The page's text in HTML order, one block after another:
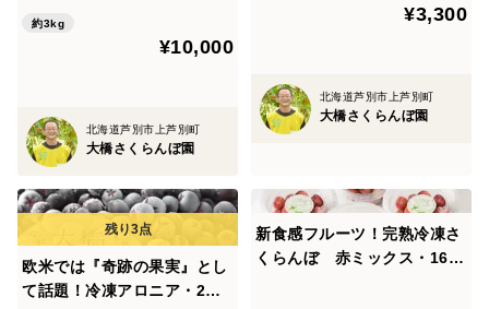
約3kg
¥10,000
北海道芦別市上芦別町
大橋さくらんぼ園
¥3,300
北海道芦別市上芦別町
大橋さくらんぼ園
欧米では『奇跡の果実』とし
て話題！冷凍アロニア・2ｋ
新食感フルーツ！完熟冷凍さ
くらんぼ 赤ミックス・160